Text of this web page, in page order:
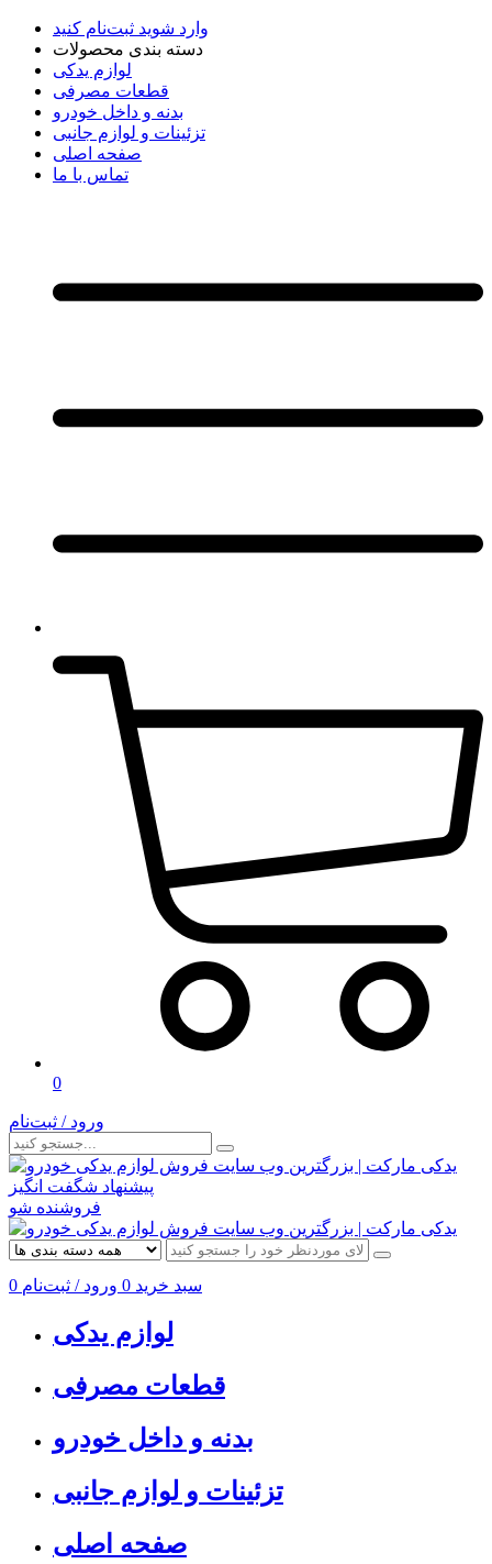
وارد شوید ثبت‌نام کنید
دسته بندی محصولات
لوازم یدکی
قطعات مصرفی
بدنه و داخل خودرو
تزئینات و لوازم جانبی
صفحه اصلی
تماس با ما
0
ورود / ثبت‌نام
پیشنهاد شگفت انگیز
فروشنده شو
0 سبد خرید 0 ورود / ثبت‌نام
لوازم یدکی
قطعات مصرفی
بدنه و داخل خودرو
تزئینات و لوازم جانبی
صفحه اصلی